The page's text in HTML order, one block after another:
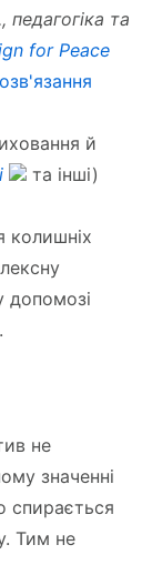
педагогіка та
for Peace
й
та інші)
колишніх
допомозі
не
значенні
спирається
Тим не